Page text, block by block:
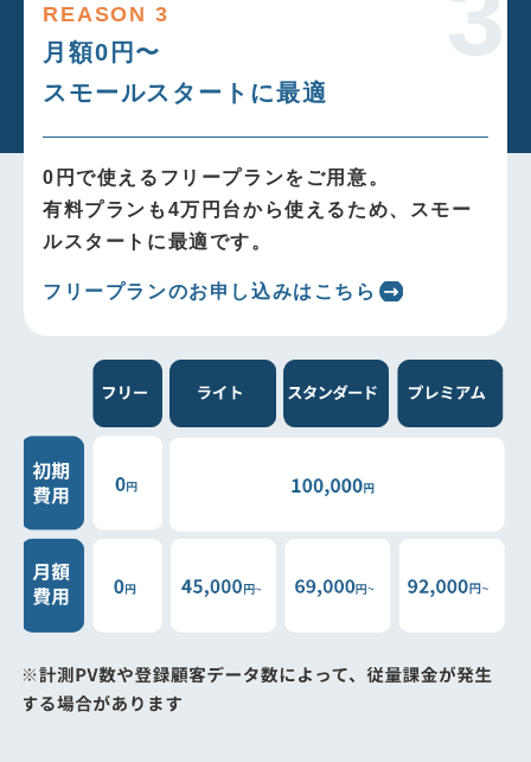
REASON 3
月額0円〜
スモールスタートに最適
0円で使えるフリープランをご用意。
有料プランも4万円台から使えるため、スモー
ルスタートに最適です。
フリープランのお申し込みはこちら